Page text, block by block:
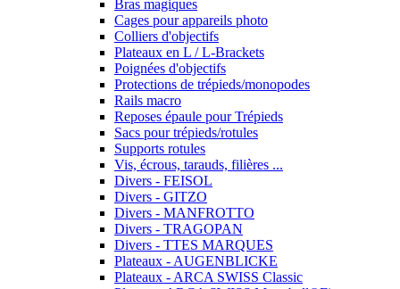
Bras magiques
Cages pour appareils photo
Colliers d'objectifs
Plateaux en L / L-Brackets
Poignées d'objectifs
Protections de trépieds/monopodes
Rails macro
Reposes épaule pour Trépieds
Sacs pour trépieds/rotules
Supports rotules
Vis, écrous, tarauds, filières ...
Divers - FEISOL
Divers - GITZO
Divers - MANFROTTO
Divers - TRAGOPAN
Divers - TTES MARQUES
Plateaux - AUGENBLICKE
Plateaux - ARCA SWISS Classic